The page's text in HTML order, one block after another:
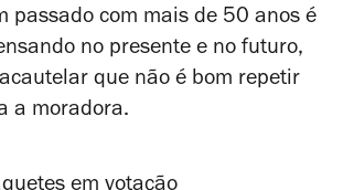
passado com mais de 50 anos é
no presente e no futuro,
que não é bom repetir
a moradora.